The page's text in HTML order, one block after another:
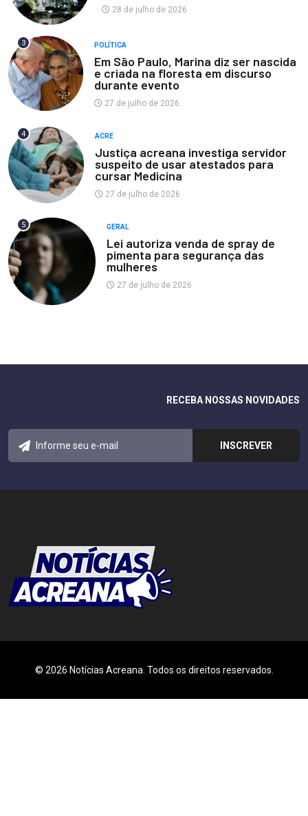
28 de julho de 2026
3 POLÍTICA
Em São Paulo, Marina diz ser nascida
e criada na floresta em discurso
durante evento
27 de julho de 2026
4 ACRE
Justiça acreana investiga servidor
suspeito de usar atestados para
cursar Medicina
27 de julho de 2026
5 GERAL
Lei autoriza venda de spray de
pimenta para segurança das
mulheres
27 de julho de 2026
RECEBA NOSSAS NOVIDADES
© 2026 Notícias Acreana. Todos os direitos reservados.